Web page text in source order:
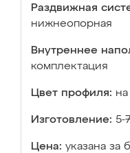
Раздвижная
нижнеопорная
Внутреннее
комплектация
Цвет профиля:
Изготовление: 5-
Цена: указана за